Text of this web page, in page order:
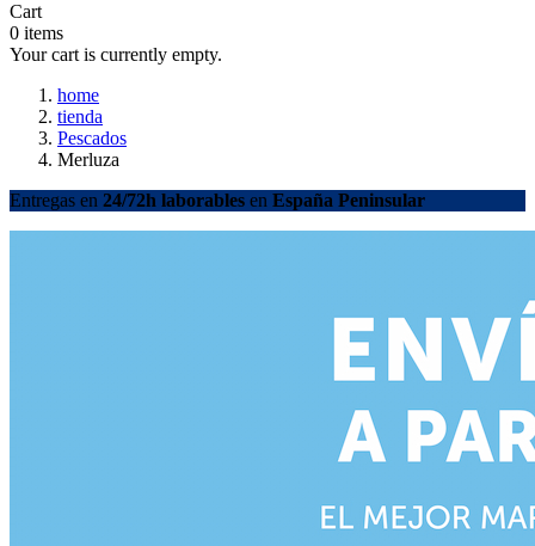
Cart
0 items
Your cart is currently empty.
home
tienda
Pescados
Merluza
Entregas en 24/72h laborables en España Peninsular